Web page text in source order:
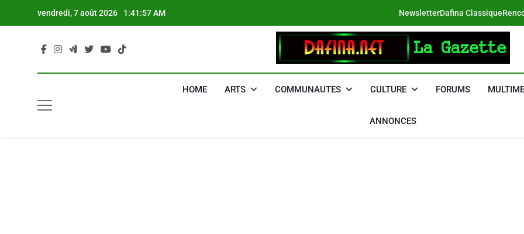
vendredi, 7 août 2026 1:41:58 AM NewsletterDafina Classique
DAFINA
HOME ARTS COMMUNAUTES CULTURE FORUMS
ANNONCES